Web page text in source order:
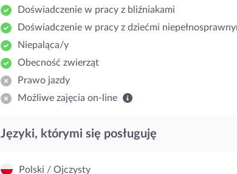
Doświadczenie w pracy z bliźniakami
Doświadczenie w pracy z dziećmi
Niepaląca/y
Obecność zwierząt
Prawo jazdy
Możliwe zajęcia on-line
Języki, którymi się posługuję
Polski / Ojczysty